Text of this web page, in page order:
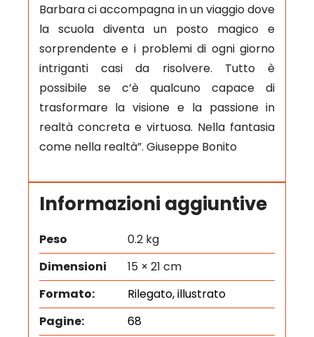
Barbara ci accompagna in un viaggio dove
la scuola diventa un posto magico e
sorprendente e i problemi di ogni giorno
intriganti casi da risolvere. Tutto è
possibile se c’è qualcuno capace di
trasformare la visione e la passione in
realtà concreta e virtuosa. Nella fantasia
come nella realtà”. Giuseppe Bonito
Informazioni aggiuntive
Peso
0.2 kg
Dimensioni
15 × 21 cm
Formato:
Rilegato, illustrato
Pagine:
68